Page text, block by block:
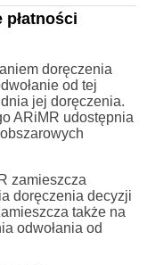
płatności
doręczenia
od tej
jej doręczenia.
ARiMR udostępnia
zamieszcza
doręczenia decyzji
także na
odwołania od